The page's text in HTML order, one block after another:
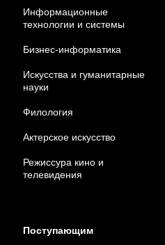
Информационные
технологии и системы
Бизнес-информатика
Искусства и гуманитарные
науки
Филология
Актерское искусство
Режиссура кино и
телевидения
Поступающим